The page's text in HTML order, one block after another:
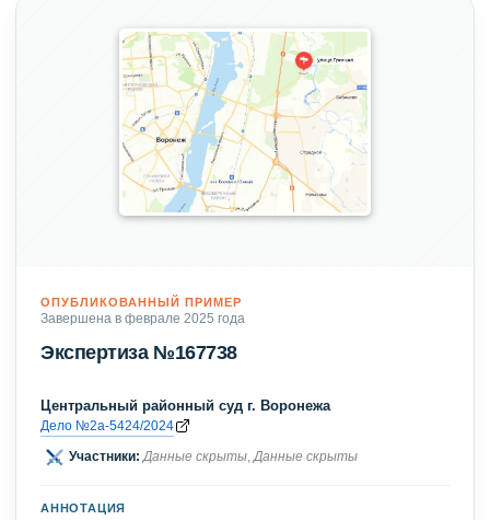
ОПУБЛИКОВАННЫЙ ПРИМЕР
Завершена в феврале 2025 года
Экспертиза №167738
Центральный районный суд г. Воронежа
Дело №2а-5424/2024
Участники: Данные скрыты Данные скрыты
АННОТАЦИЯ